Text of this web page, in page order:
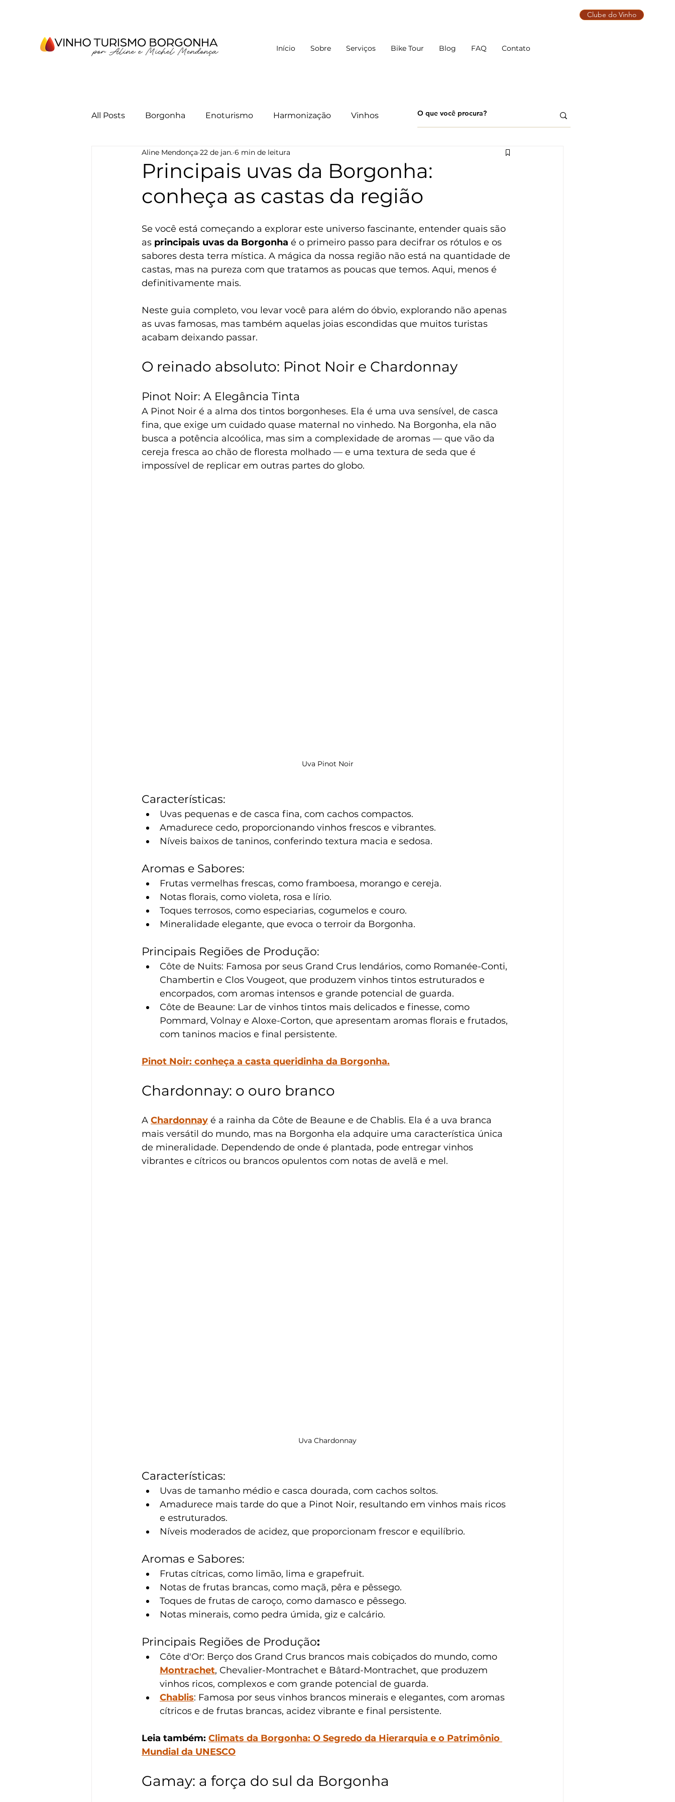
Clube do Vinho
Início Sobre Serviços Bike Tour Blog FAQ Contato
All Posts Borgonha Enoturismo Harmonização Vinhos
Principais uvas da Borgonha:
conheça as castas da região
Aline Mendonça 22 de jan. 6 min de leitura
Se você está começando a explorar este universo fascinante, entender quais são
as principais uvas da Borgonha é o primeiro passo para decifrar os rótulos e os
sabores desta terra mística. A mágica da nossa região não está na quantidade de
castas, mas na pureza com que tratamos as poucas que temos. Aqui, menos é
definitivamente mais.
Neste guia completo, vou levar você para além do óbvio, explorando não apenas
as uvas famosas, mas também aquelas joias escondidas que muitos turistas
acabam deixando passar.
O reinado absoluto: Pinot Noir e Chardonnay
Pinot Noir: A Elegância Tinta
A Pinot Noir é a alma dos tintos borgonheses. Ela é uma uva sensível, de casca
fina, que exige um cuidado quase maternal no vinhedo. Na Borgonha, ela não
busca a potência alcoólica, mas sim a complexidade de aromas — que vão da
cereja fresca ao chão de floresta molhado — e uma textura de seda que é
impossível de replicar em outras partes do globo.
Uva Pinot Noir
Características:
Uvas pequenas e de casca fina, com cachos compactos.
Amadurece cedo, proporcionando vinhos frescos e vibrantes.
Níveis baixos de taninos, conferindo textura macia e sedosa.
Aromas e Sabores:
Frutas vermelhas frescas, como framboesa, morango e cereja.
Notas florais, como violeta, rosa e lírio.
Toques terrosos, como especiarias, cogumelos e couro.
Mineralidade elegante, que evoca o terroir da Borgonha.
Principais Regiões de Produção:
Côte de Nuits: Famosa por seus Grand Crus lendários, como Romanée-Conti,
Chambertin e Clos Vougeot, que produzem vinhos tintos estruturados e
encorpados, com aromas intensos e grande potencial de guarda.
Côte de Beaune: Lar de vinhos tintos mais delicados e finesse, como
Pommard, Volnay e Aloxe-Corton, que apresentam aromas florais e frutados,
com taninos macios e final persistente.
Pinot Noir: conheça a casta queridinha da Borgonha.
Chardonnay: o ouro branco
A Chardonnay é a rainha da Côte de Beaune e de Chablis. Ela é a uva branca
mais versátil do mundo, mas na Borgonha ela adquire uma característica única
de mineralidade. Dependendo de onde é plantada, pode entregar vinhos
vibrantes e cítricos ou brancos opulentos com notas de avelã e mel.
Uva Chardonnay
Características:
Uvas de tamanho médio e casca dourada, com cachos soltos.
Amadurece mais tarde do que a Pinot Noir, resultando em vinhos mais ricos
e estruturados.
Níveis moderados de acidez, que proporcionam frescor e equilíbrio.
Aromas e Sabores:
Frutas cítricas, como limão, lima e grapefruit.
Notas de frutas brancas, como maçã, pêra e pêssego.
Toques de frutas de caroço, como damasco e pêssego.
Notas minerais, como pedra úmida, giz e calcário.
Principais Regiões de Produção:
Côte d'Or: Berço dos Grand Crus brancos mais cobiçados do mundo, como
Montrachet, Chevalier-Montrachet e Bâtard-Montrachet, que produzem
vinhos ricos, complexos e com grande potencial de guarda.
Chablis: Famosa por seus vinhos brancos minerais e elegantes, com aromas
cítricos e de frutas brancas, acidez vibrante e final persistente.
Leia também: Climats da Borgonha: O Segredo da Hierarquia e o Patrimônio
Mundial da UNESCO
Gamay: a força do sul da Borgonha